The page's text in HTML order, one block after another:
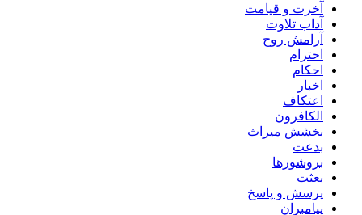
آخرت و قیامت
آداب تلاوت
آرامش روح
احترام
احکام
اخبار
اعتکاف
الکافرون
بخشش میراث
بدعت
بروشورها
بعثت
پرسش و پاسخ
پیامبران